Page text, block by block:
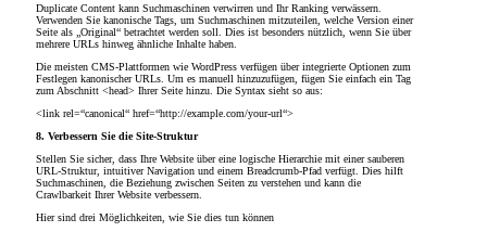
Duplicate Content kann Suchmaschinen verwirren und Ihr Ranking verwässern.
Verwenden Sie kanonische Tags, um Suchmaschinen mitzuteilen, welche Version einer
Seite als „Original“ betrachtet werden soll. Dies ist besonders nützlich, wenn Sie über
mehrere URLs hinweg ähnliche Inhalte haben.
Die meisten CMS-Plattformen wie WordPress verfügen über integrierte Optionen zum
Festlegen kanonischer URLs. Um es manuell hinzuzufügen, fügen Sie einfach ein Tag
zum Abschnitt <head> Ihrer Seite hinzu. Die Syntax sieht so aus:
<link rel=“canonical“ href=“http://example.com/your-url“>
8. Verbessern Sie die Site-Struktur
Stellen Sie sicher, dass Ihre Website über eine logische Hierarchie mit einer sauberen
URL-Struktur, intuitiver Navigation und einem Breadcrumb-Pfad verfügt. Dies hilft
Suchmaschinen, die Beziehung zwischen Seiten zu verstehen und kann die
Crawlbarkeit Ihrer Website verbessern.
Hier sind drei Möglichkeiten, wie Sie dies tun können